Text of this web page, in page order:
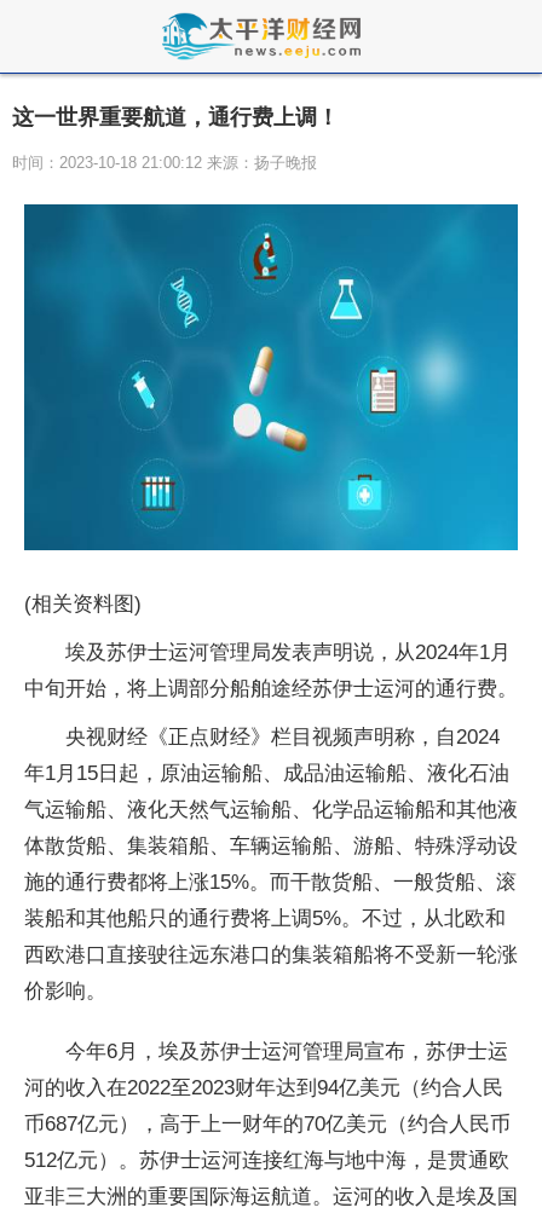
这一世界重要航道，通行费上调！
时间：2023-10-18 21:00:12 来源：扬子晚报
(相关资料图)
埃及苏伊士运河管理局发表声明说，从2024年1月
中旬开始，将上调部分船舶途经苏伊士运河的通行费。
央视财经《正点财经》栏目视频声明称，自2024
年1月15日起，原油运输船、成品油运输船、液化石油
气运输船、液化天然气运输船、化学品运输船和其他液
体散货船、集装箱船、车辆运输船、游船、特殊浮动设
施的通行费都将上涨15%。而干散货船、一般货船、滚
装船和其他船只的通行费将上调5%。不过，从北欧和
西欧港口直接驶往远东港口的集装箱船将不受新一轮涨
价影响。
今年6月，埃及苏伊士运河管理局宣布，苏伊士运
河的收入在2022至2023财年达到94亿美元（约合人民
币687亿元），高于上一财年的70亿美元（约合人民币
512亿元）。苏伊士运河连接红海与地中海，是贯通欧
亚非三大洲的重要国际海运航道。运河的收入是埃及国